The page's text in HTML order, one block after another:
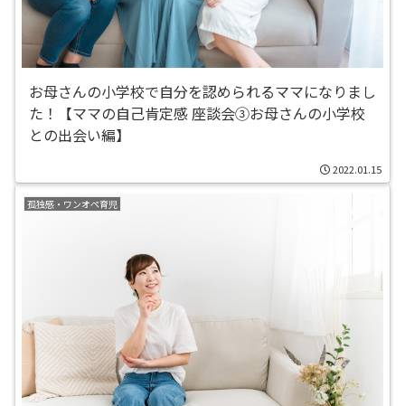
お母さんの小学校で自分を認められるママになりまし
た！【ママの自己肯定感 座談会③お母さんの小学校
との出会い編】
2022.01.15
孤独感・ワンオペ育児